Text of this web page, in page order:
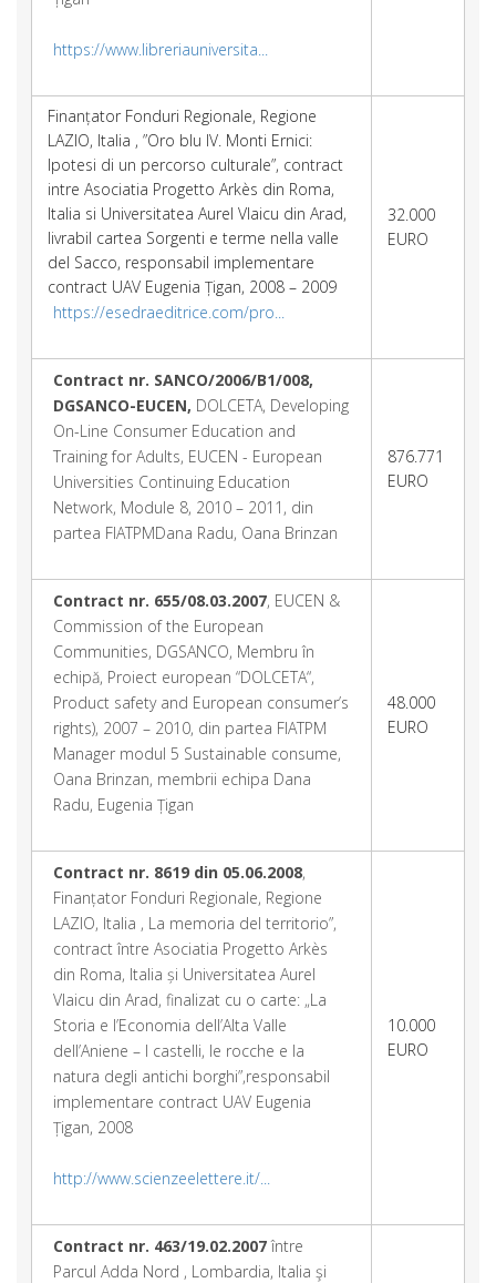
https://www.libreriauniversita...
Finanțator Fonduri Regionale, Regione
LAZIO, Italia , ”Oro blu IV. Monti Ernici:
Ipotesi di un percorso culturale”, contract
intre Asociatia Progetto Arkès din Roma,
Italia si Universitatea Aurel Vlaicu din Arad,
livrabil cartea Sorgenti e terme nella valle
del Sacco, responsabil implementare
contract UAV Eugenia Țigan, 2008 – 2009
https://esedraeditrice.com/pro...
32.000
EURO
Contract nr. SANCO/2006/B1/008,
DGSANCO-EUCEN, DOLCETA, Developing
On-Line Consumer Education and
Training for Adults, EUCEN - European
Universities Continuing Education
Network, Module 8, 2010 – 2011, din
partea FIATPMDana Radu, Oana Brinzan
876.771
EURO
Contract nr. 655/08.03.2007, EUCEN &
Commission of the European
Communities, DGSANCO, Membru în
echipă, Proiect european “DOLCETA“,
Product safety and European consumer’s
rights), 2007 – 2010, din partea FIATPM
Manager modul 5 Sustainable consume,
Oana Brinzan, membrii echipa Dana
Radu, Eugenia Țigan
48.000
EURO
Contract nr. 8619 din 05.06.2008,
Finanțator Fonduri Regionale, Regione
LAZIO, Italia , La memoria del territorio”,
contract între Asociatia Progetto Arkès
din Roma, Italia și Universitatea Aurel
Vlaicu din Arad, finalizat cu o carte: „La
Storia e l’Economia dell’Alta Valle
dell’Aniene – I castelli, le rocche e la
natura degli antichi borghi”,responsabil
implementare contract UAV Eugenia
Țigan, 2008
http://www.scienzeelettere.it/...
10.000
EURO
Contract nr. 463/19.02.2007între
Parcul Adda Nord , Lombardia, Italia şi